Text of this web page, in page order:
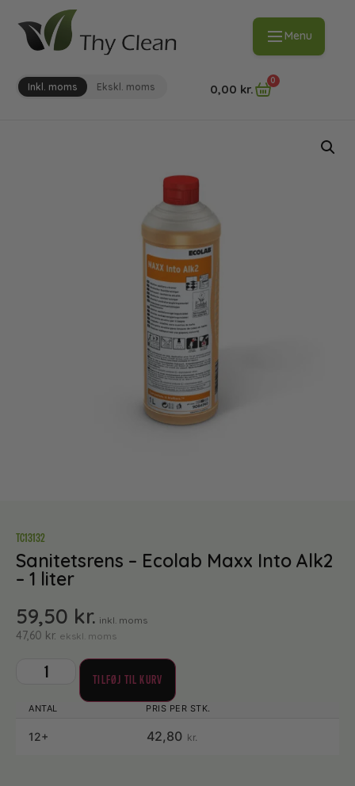
Menu
Inkl. moms Ekskl. moms 0,00 kr.
0
TC13132
Sanitetsrens – Ecolab Maxx Into Alk2
– 1 liter
59,50 kr. inkl. moms
47,60 kr. ekskl. moms
TILFØJ TIL KURV
12+ 42,80 kr.